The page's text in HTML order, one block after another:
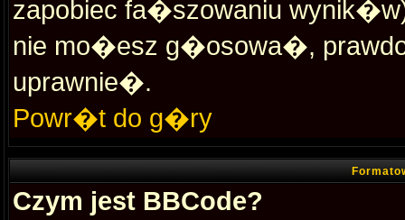
zapobiec fa�szowaniu
nie mo�esz g�osowa�,
uprawnie�.
Powr�t do g�ry
Czym jest BBCode?